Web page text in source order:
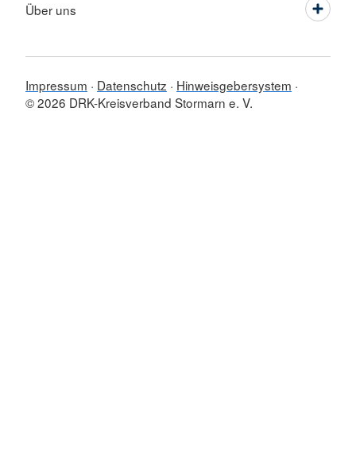
Über uns
Impressum Datenschutz
Hinweisgebersystem
© 2026 DRK-Kreisverband Stormarn e. V.